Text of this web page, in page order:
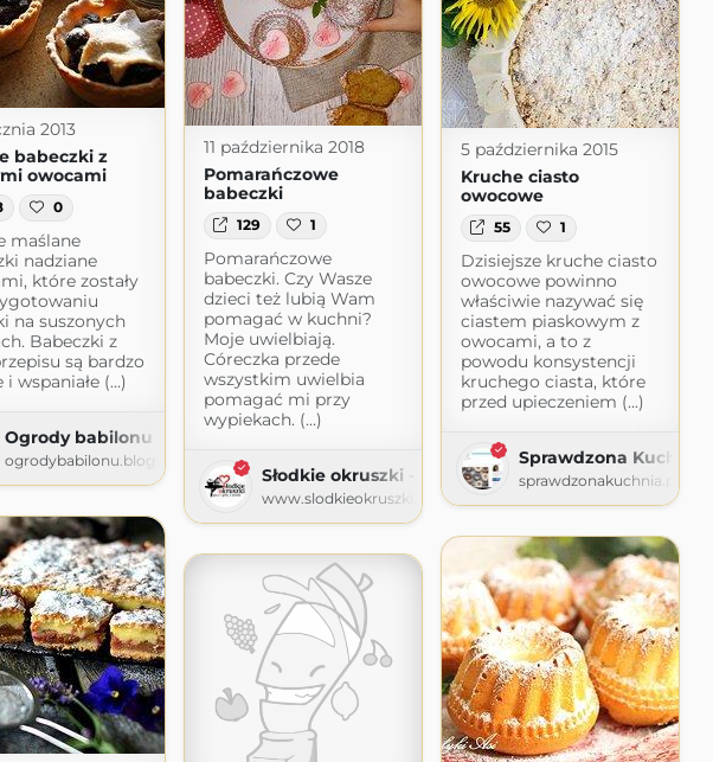
2013
babeczki z
owocami
0
maślane
nadziane
które zostały
na suszonych
Babeczki z
są bardzo
wspaniałe (...)
Ogrody babilonu
ogrodybabilonu.blogspot.com
11 października 2018
Pomarańczowe
babeczki
129 1
Pomarańczowe
babeczki. Czy Wasze
dzieci też lubią Wam
pomagać w kuchni?
Moje uwielbiają.
Córeczka przede
wszystkim uwielbia
pomagać mi przy
wypiekach. (...)
Słodkie okruszki - piecz i gotuj z sercem
www.slodkieokruszki.pl
5 października 2015
Kruche ciasto
owocowe
55 1
Dzisiejsze kruche ciasto
owocowe powinno
właściwie nazywać się
ciastem piaskowym z
owocami, a to z
powodu konsystencji
kruchego ciasta, które
przed upieczeniem (...)
Sprawdzona Kuchnia
sprawdzonakuchnia.pl